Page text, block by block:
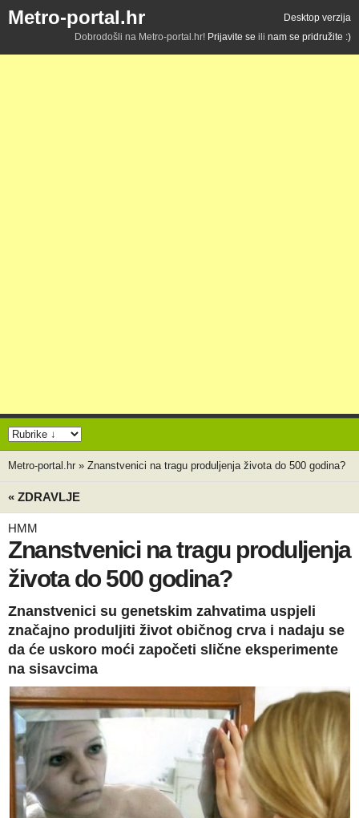
Metro-portal.hr
Desktop verzija
Dobrodošli na Metro-portal.hr! Prijavite se ili nam se pridružite :)
Metro-portal.hr » Znanstvenici na tragu produljenja života do 500 godina?
« ZDRAVLJE
HMM
Znanstvenici na tragu produljenja
života do 500 godina?
Znanstvenici su genetskim zahvatima uspjeli
značajno produljiti život običnog crva i nadaju se
da će uskoro moći započeti slične eksperimente
na sisavcima